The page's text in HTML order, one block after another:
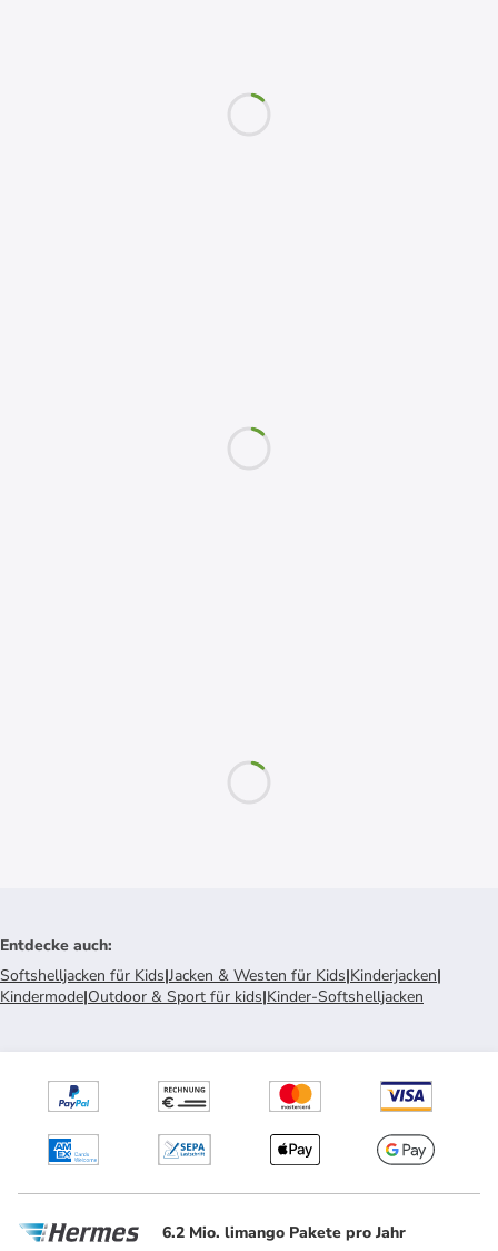
Entdecke auch:
Softshelljacken für Kids|Jacken & Westen für Kids|Kinderjacken|
Kindermode|Outdoor & Sport für kids|Kinder-Softshelljacken
6.2 Mio. limango Pakete pro Jahr